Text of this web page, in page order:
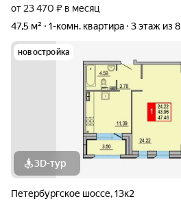
от 23 470 ₽ в месяц
47,5 м²
1-комн. квартира 3 этаж из 8
новостройка
3D-тур
Петербургское шоссе,13к2